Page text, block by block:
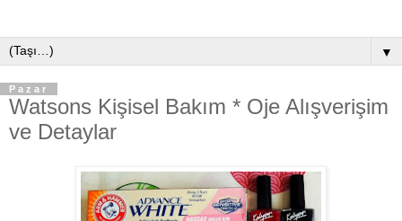
▼
Pazar
Watsons Kişisel Bakım * Oje Alışverişim
ve Detaylar